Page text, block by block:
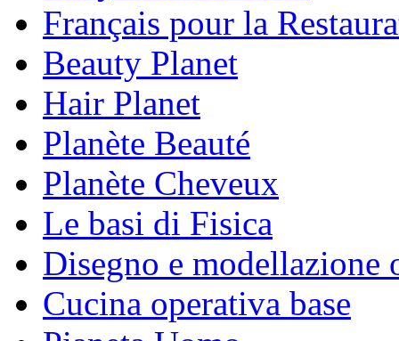
Français pour la
Beauty Planet
Hair Planet
Planète Beauté
Planète Cheveux
Le basi di Fisica
Disegno e modellazione
Cucina operativa base